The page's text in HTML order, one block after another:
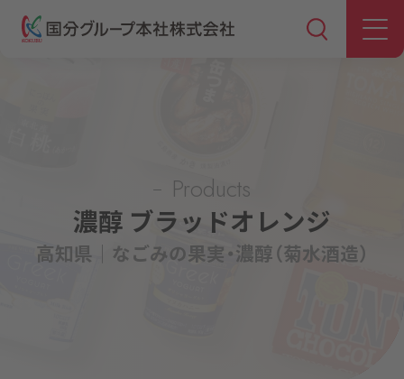
Products
濃醇 ブラッドオレンジ
高知県｜なごみの果実・濃醇（菊水酒造）